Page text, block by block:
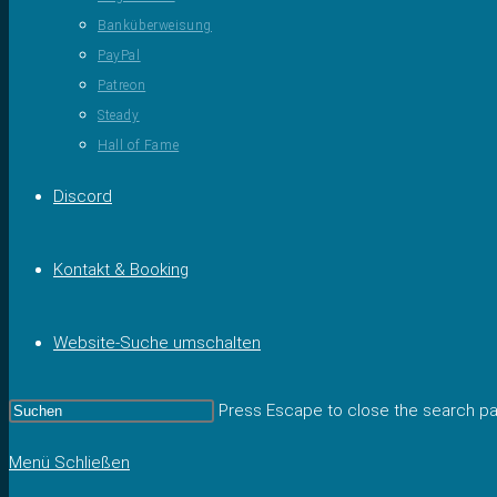
Banküberweisung
PayPal
Patreon
Steady
Hall of Fame
Discord
Kontakt & Booking
Website-Suche umschalten
Press Escape to close the search
Menü Schließen